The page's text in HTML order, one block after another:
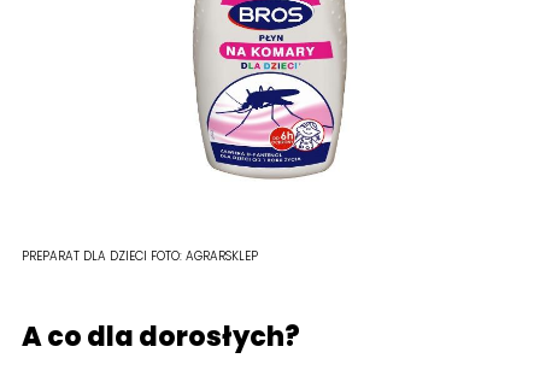
PREPARAT DLA DZIECI FOTO: AGRARSKLEP
A co dla dorosłych?